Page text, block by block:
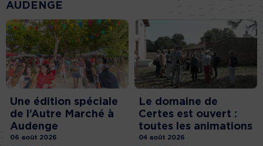
AUDENGE
Une édition spéciale
de l’Autre Marché à
Audenge
06 août 2026
Le domaine de
Certes est ouvert :
toutes les animations
04 août 2026